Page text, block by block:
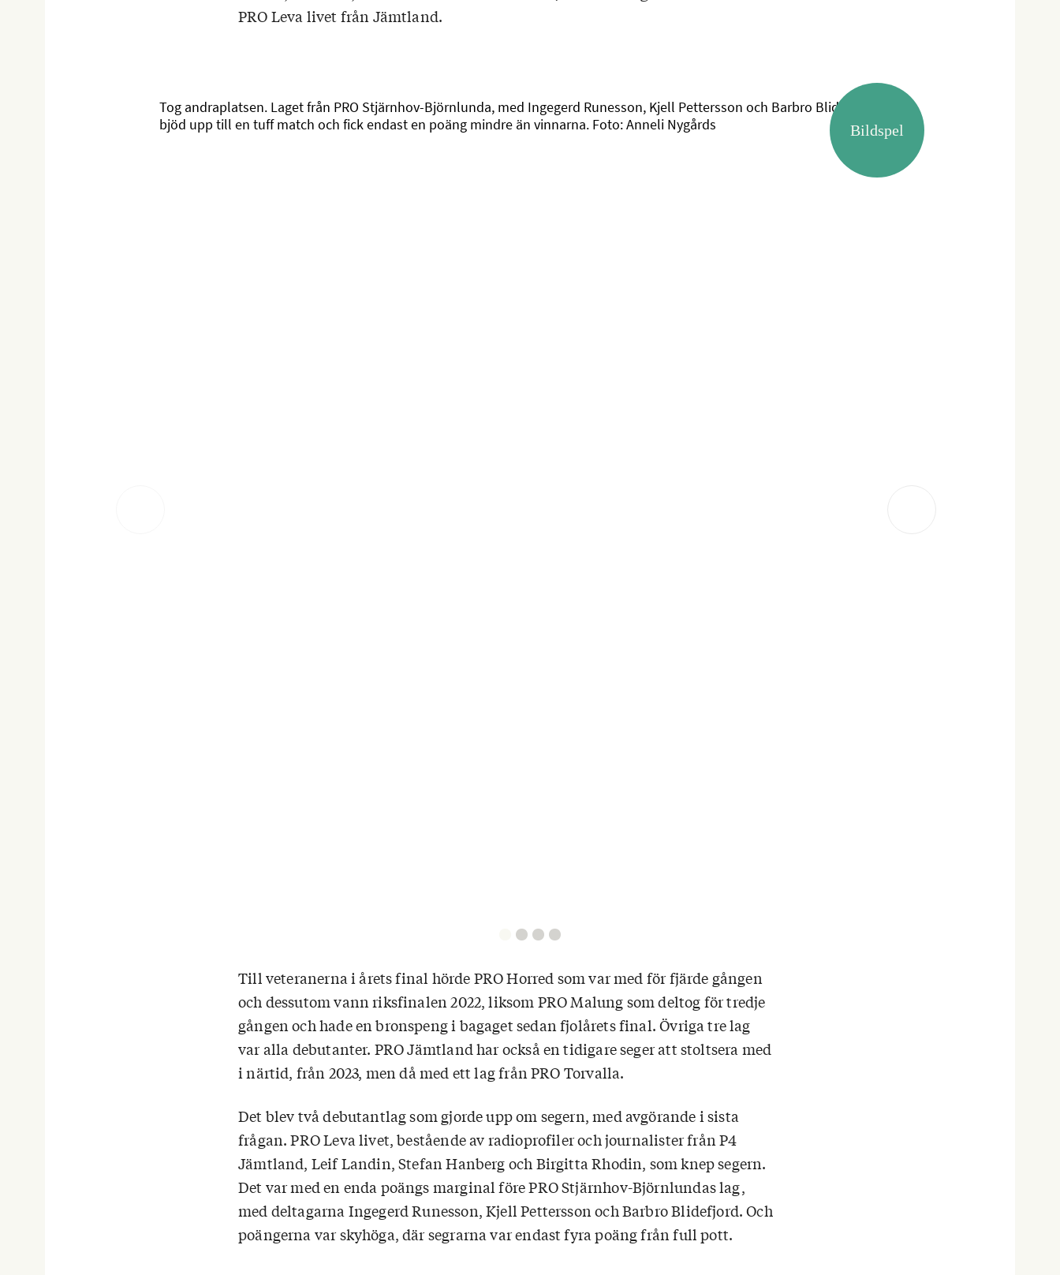
PRO Leva livet från Jämtland.
Bildspel
Tog andraplatsen. Laget från PRO Stjärnhov-Björnlunda, med Ingegerd Runesson, Kjell Pettersson och Barbro Blidefjord,
bjöd upp till en tuff match och fick endast en poäng mindre än vinnarna. Foto: Anneli Nygårds
Till veteranerna i årets final hörde PRO Horred som var med för fjärde gången
och dessutom vann riksfinalen 2022, liksom PRO Malung som deltog för tredje
gången och hade en bronspeng i bagaget sedan fjolårets final. Övriga tre lag
var alla debutanter. PRO Jämtland har också en tidigare seger att stoltsera med
i närtid, från 2023, men då med ett lag från PRO Torvalla.
Det blev två debutantlag som gjorde upp om segern, med avgörande i sista
frågan. PRO Leva livet, bestående av radioprofiler och journalister från P4
Jämtland, Leif Landin, Stefan Hanberg och Birgitta Rhodin, som knep segern.
Det var med en enda poängs marginal före PRO Stjärnhov-Björnlundas lag,
med deltagarna Ingegerd Runesson, Kjell Pettersson och Barbro Blidefjord. Och
poängerna var skyhöga, där segrarna var endast fyra poäng från full pott.